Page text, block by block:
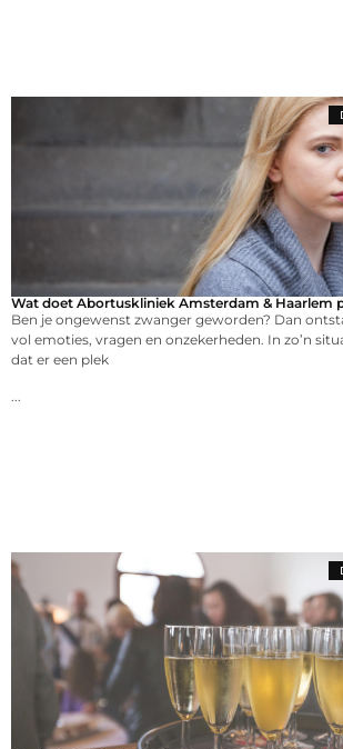
Wat doet Abortuskliniek Amsterdam & Haarlem
Ben je ongewenst zwanger geworden? Dan
vol emoties, vragen en onzekerheden. In zo’n
dat er een plek